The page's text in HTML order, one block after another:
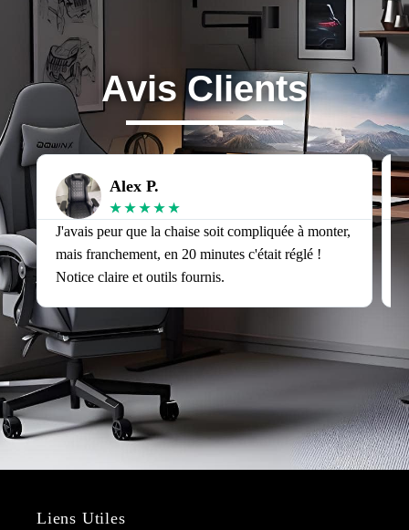
Avis Clients
Alex P.
★ ★ ★ ★ ★
J'avais peur que la chaise soit compliquée à monter,
mais franchement, en 20 minutes c'était réglé !
Notice claire et outils fournis.
Liens Utiles